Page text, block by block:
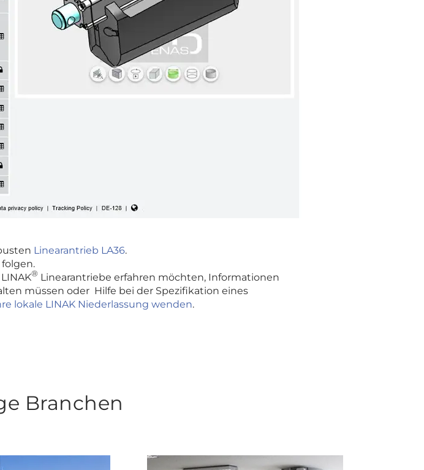
Linearantrieb LA36.
® Linearantriebe erfahren möchten, Informationen
müssen oder Hilfe bei der Spezifikation eines
lokale LINAK Niederlassung wenden.
Branchen